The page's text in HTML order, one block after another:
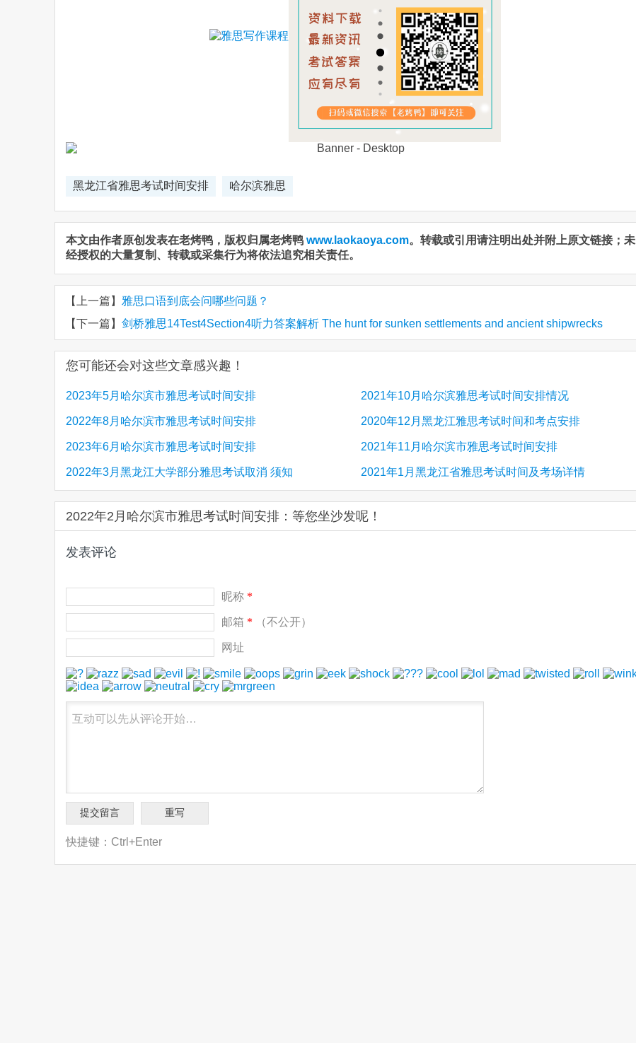
黑龙江省雅思考试时间安排 哈尔滨雅思
本文由作者原创发表在老烤鸭，版权归属老烤鸭 www.laokaoya.com。转载或引用请注明出处并附上原文链接；未
经授权的大量复制、转载或采集行为将依法追究相关责任。
【上一篇】 雅思口语到底会问哪些问题？
【下一篇】 剑桥雅思14Test4Section4听力答案解析 The hunt for sunken settlements and ancient shipwrecks
您可能还会对这些文章感兴趣！
2023年5月哈尔滨市雅思考试时间安排 2021年10月哈尔滨雅思考试时间安排情况
2022年8月哈尔滨市雅思考试时间安排 2020年12月黑龙江雅思考试时间和考点安排
2023年6月哈尔滨市雅思考试时间安排 2021年11月哈尔滨市雅思考试时间安排
2022年3月黑龙江大学部分雅思考试取消 须知 2021年1月黑龙江省雅思考试时间及考场详情
2022年2月哈尔滨市雅思考试时间安排：等您坐沙发呢！
发表评论
昵称 *
邮箱 * （不公开）
网址
快捷键：Ctrl+Enter